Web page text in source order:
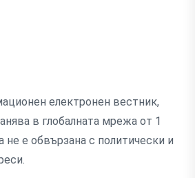
електронен вестник,
в глобалната мрежа от 1
е обвързана с политически и